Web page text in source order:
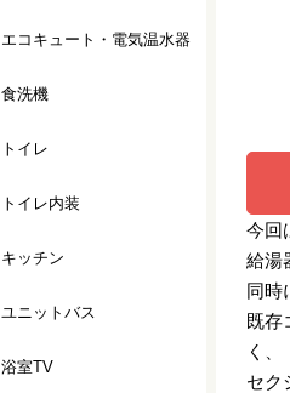
エコキュート・電気温水器
食洗機
トイレ
トイレ内装
キッチン
ユニットバス
浴室TV
今回
給湯
同時
既存
く、
セク